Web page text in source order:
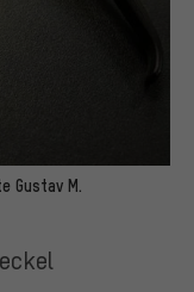
Gustav M.